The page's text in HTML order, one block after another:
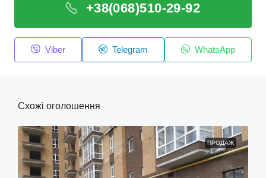
+38(068)510-29-92
Viber Telegram WhatsApp
Схожі оголошення
ПРОДАЖ